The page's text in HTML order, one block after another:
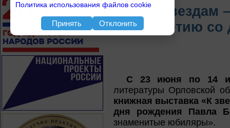
«К звездам
К 100-летию
С 23 июня по 14
литературы Орловской
книжная выставка «К
дня рождения Павла
знаменитые юбиляры».
Политика использования файлов cookie
Принять Отклонить